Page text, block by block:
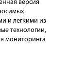
версия
и легкими из
технологии,
мониторинга